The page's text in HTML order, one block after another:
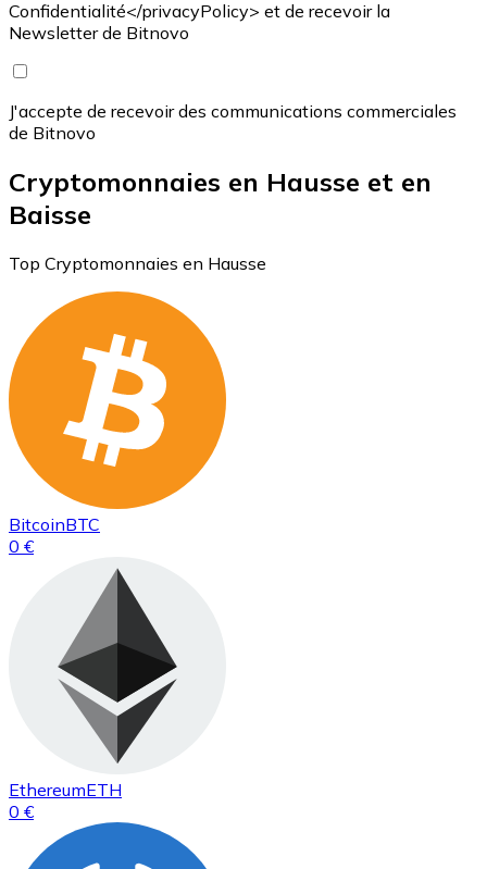
Confidentialité</privacyPolicy> et de recevoir la
Newsletter de Bitnovo
J'accepte de recevoir des communications commerciales
de Bitnovo
Cryptomonnaies en Hausse et en
Baisse
Top Cryptomonnaies en Hausse
BitcoinBTC
0 €
EthereumETH
0 €